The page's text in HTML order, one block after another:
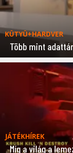
KÜTYÜ+HARDVER
Több mint
JÁTÉKHÍREK
Míg a világ a